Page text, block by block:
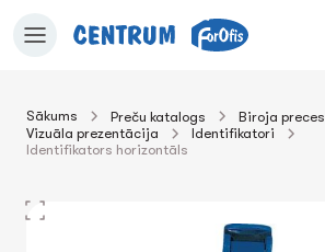
uz grozu
Sākums Preču katalogs
Biroja preces
Vizuāla prezentācija
Identifikatori
Identifikators horizontāls